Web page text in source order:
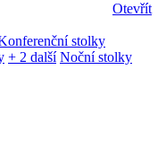
Otevřít
stolky
+ 2 další Noční stolky